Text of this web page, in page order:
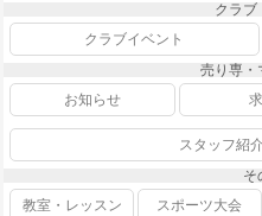
クラブ
クラブイベント
売り専・
お知らせ
スタッフ紹
そ
教室・レッスン
スポーツ大会